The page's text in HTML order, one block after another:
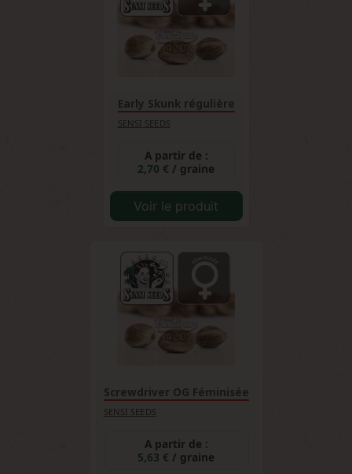
Early Skunk régulière
SENSI SEEDS
A partir de :
2,70 € / graine
Voir le produit
Screwdriver OG Féminisée
SENSI SEEDS
A partir de :
5,63 € / graine